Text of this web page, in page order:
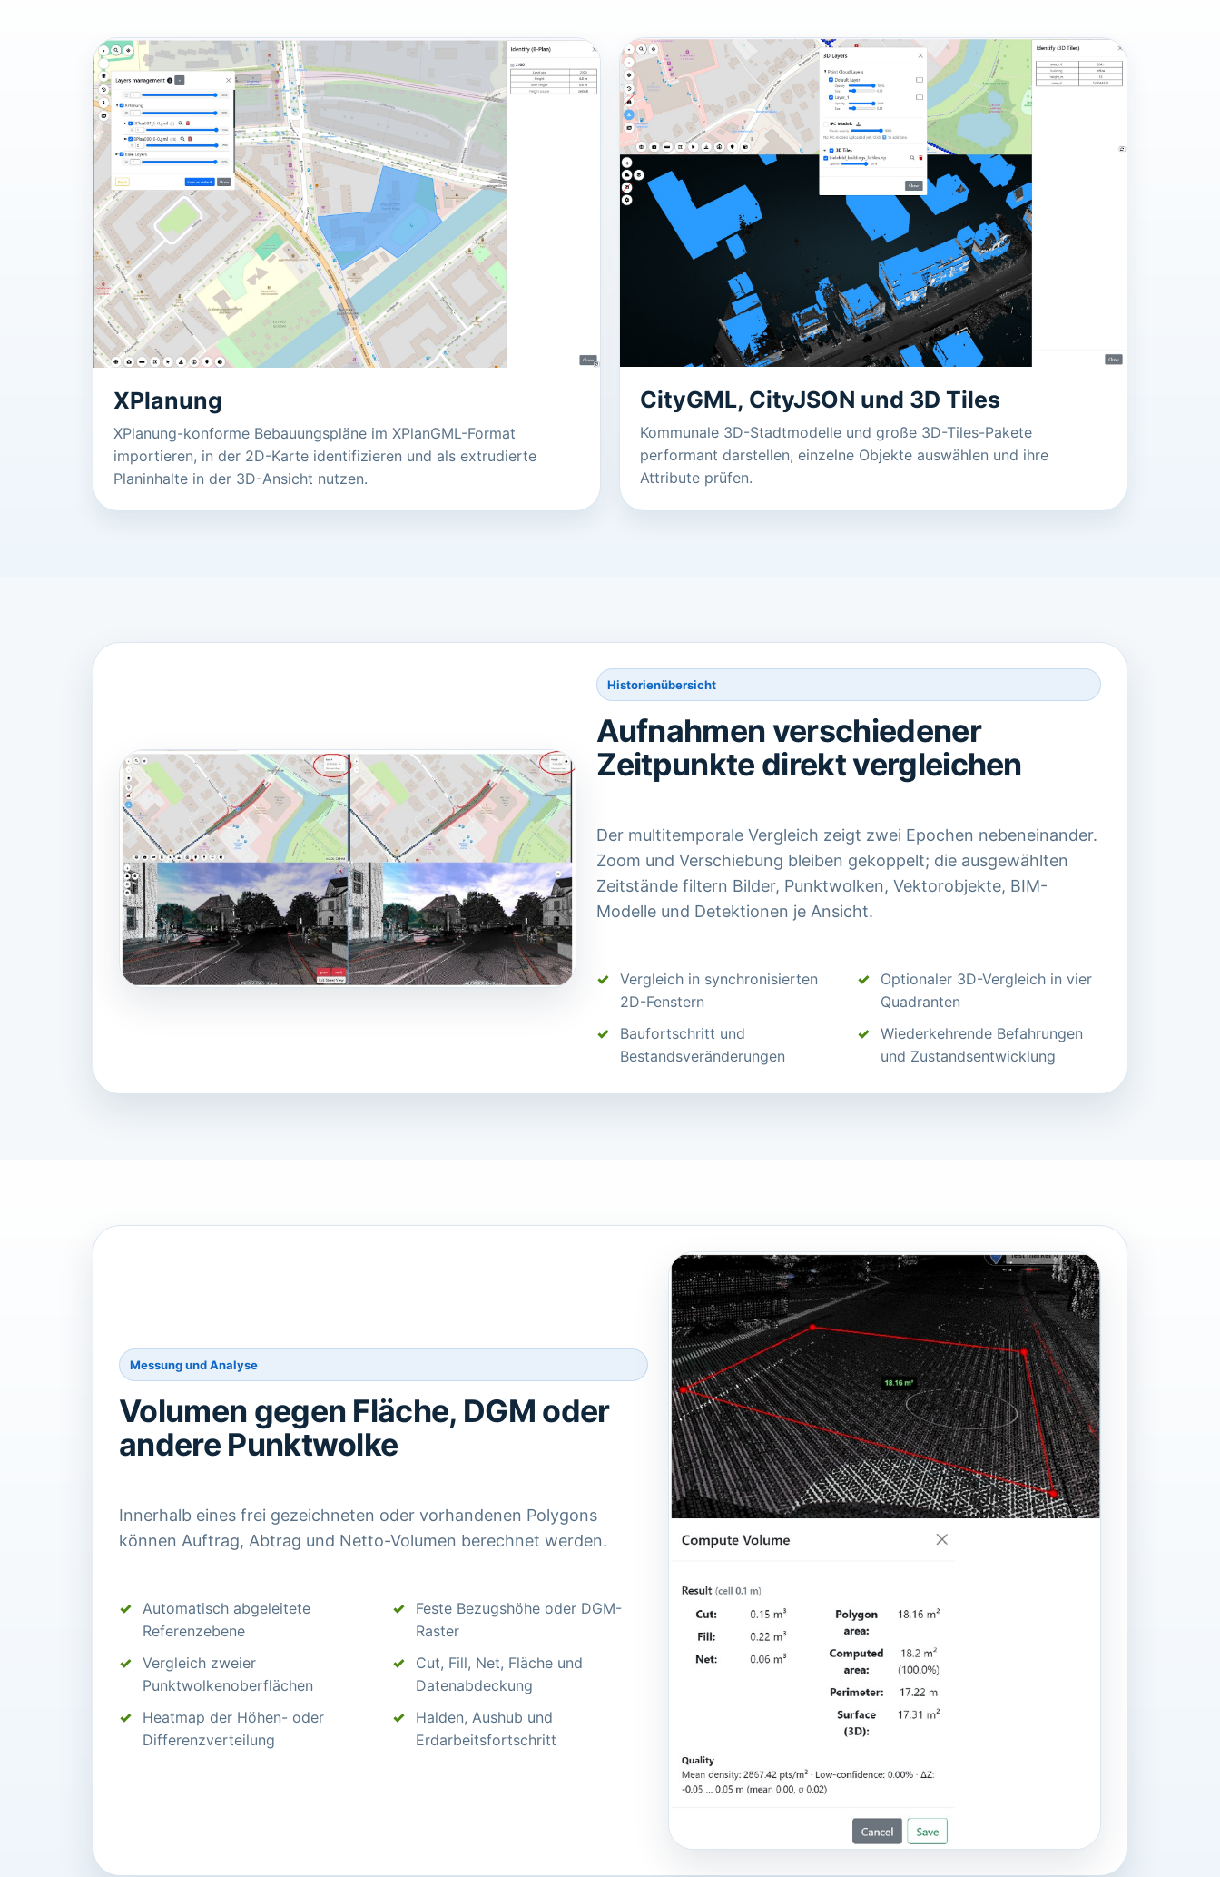
XPlanung
XPlanung-konforme Bebauungspläne im XPlanGML-Format
importieren, in der 2D-Karte identifizieren und als extrudierte
Planinhalte in der 3D-Ansicht nutzen.
CityGML, CityJSON und 3D Tiles
Kommunale 3D-Stadtmodelle und große 3D-Tiles-Pakete
performant darstellen, einzelne Objekte auswählen und ihre
Attribute prüfen.
Historienübersicht
Aufnahmen verschiedener
Zeitpunkte direkt vergleichen
Der multitemporale Vergleich zeigt zwei Epochen nebeneinander.
Zoom und Verschiebung bleiben gekoppelt; die ausgewählten
Zeitstände filtern Bilder, Punktwolken, Vektorobjekte, BIM-
Modelle und Detektionen je Ansicht.
Vergleich in synchronisierten
2D-Fenstern
Optionaler 3D-Vergleich in vier
Quadranten
Baufortschritt und
Bestandsveränderungen
Wiederkehrende Befahrungen
und Zustandsentwicklung
Messung und Analyse
Volumen gegen Fläche, DGM oder
andere Punktwolke
Innerhalb eines frei gezeichneten oder vorhandenen Polygons
können Auftrag, Abtrag und Netto-Volumen berechnet werden.
Automatisch abgeleitete
Referenzebene
Feste Bezugshöhe oder DGM-
Raster
Vergleich zweier
Punktwolkenoberflächen
Cut, Fill, Net, Fläche und
Datenabdeckung
Heatmap der Höhen- oder
Differenzverteilung
Halden, Aushub und
Erdarbeitsfortschritt